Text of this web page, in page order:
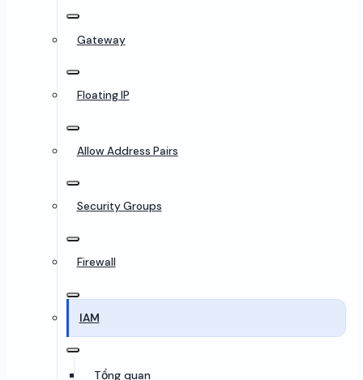
Gateway
Floating IP
Allow Address Pairs
Security Groups
Firewall
IAM
Tổng quan